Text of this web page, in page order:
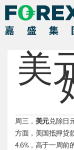
美
周三， 美元兑除日
方面，美国抵押贷
4.6%，高于一周前